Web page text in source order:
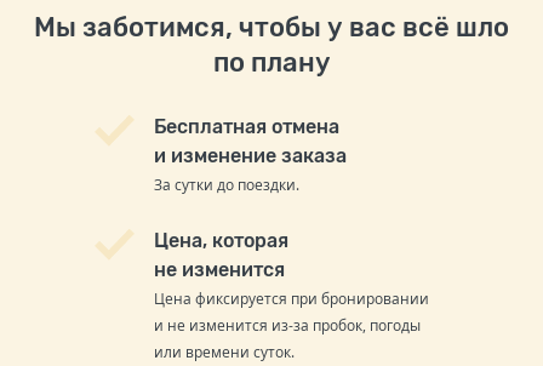
Мы заботимся, чтобы у вас всё шло
по плану
Бесплатная отмена
и изменение заказа
За сутки до поездки.
Цена, которая
не изменится
Цена фиксируется при бронировании
и не изменится из-за пробок, погоды
или времени суток.